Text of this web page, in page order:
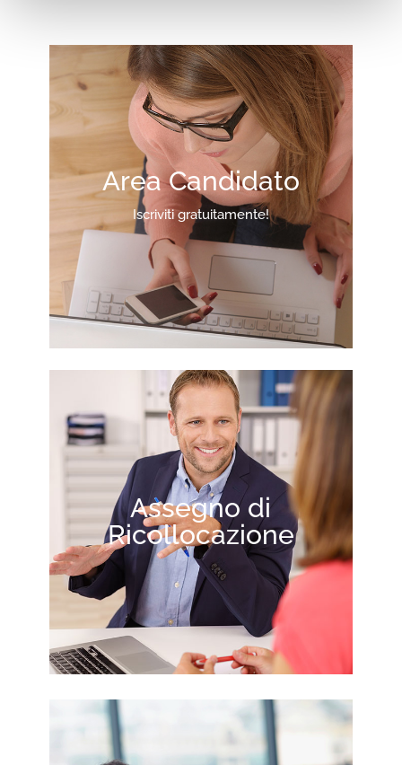
Area Candidato
Iscriviti gratuitamente!
Assegno di
Ricollocazione